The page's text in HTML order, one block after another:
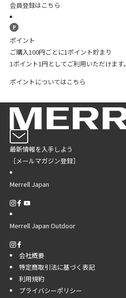
会員登録はこちら
ポイント
ご購入100円ごとに1ポイント貯まり
1ポイント1円としてご利用いただけます。
ポイントについてはこちら
最新情報を入手しよう
［メールマガジン登録］
Merrell Japan
Merrell Japan Outdoor
会社概要
特定商取引法に基づく表記
利用規約
プライバシーポリシー